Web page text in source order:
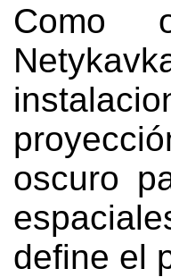
Como
oscuro
define el